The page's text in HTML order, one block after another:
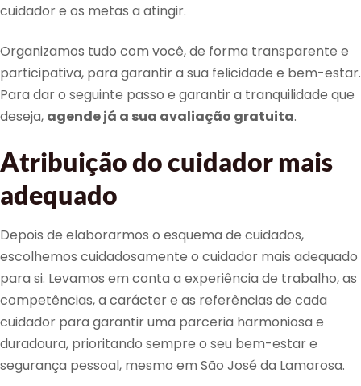
cuidador e os metas a atingir.
Organizamos tudo com você, de forma transparente e
participativa, para garantir a sua felicidade e bem-estar.
Para dar o seguinte passo e garantir a tranquilidade que
deseja, agende já a sua avaliação gratuita.
Atribuição do cuidador mais
adequado
Depois de elaborarmos o esquema de cuidados,
escolhemos cuidadosamente o cuidador mais adequado
para si. Levamos em conta a experiência de trabalho, as
competências, a carácter e as referências de cada
cuidador para garantir uma parceria harmoniosa e
duradoura, prioritando sempre o seu bem-estar e
segurança pessoal, mesmo em São José da Lamarosa.